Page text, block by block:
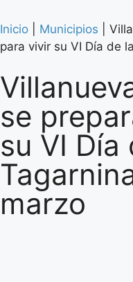
Inicio Municipios
para vivir su VI Día de
se
su VI Día
marzo